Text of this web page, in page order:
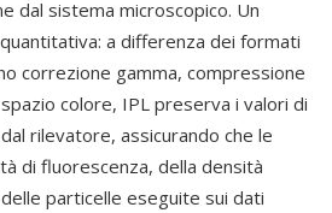
dal sistema microscopico. Un
a differenza dei formati
correzione gamma, compressione
colore, IPL preserva i valori di
rilevatore, assicurando che le
di fluorescenza, della densità
particelle eseguite sui dati